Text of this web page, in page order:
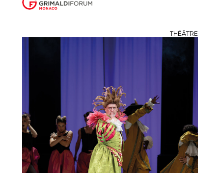
THÉÂTRE